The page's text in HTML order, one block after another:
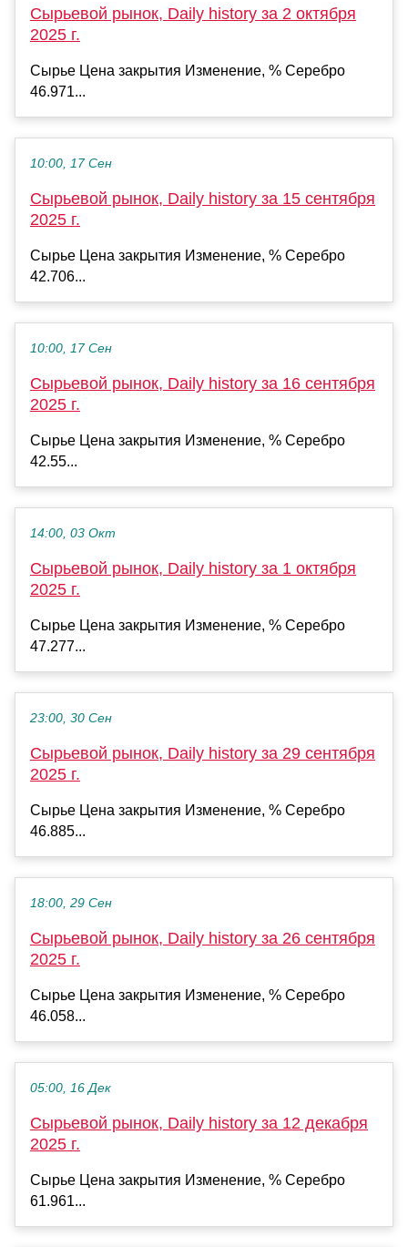
Сырьевой рынок, Daily history за 2 октября
2025 г.
Сырье Цена закрытия Изменение, % Серебро
46.971...
10:00, 17 Сен
Сырьевой рынок, Daily history за 15 сентября
2025 г.
Сырье Цена закрытия Изменение, % Серебро
42.706...
10:00, 17 Сен
Сырьевой рынок, Daily history за 16 сентября
2025 г.
Сырье Цена закрытия Изменение, % Серебро
42.55...
14:00, 03 Окт
Сырьевой рынок, Daily history за 1 октября
2025 г.
Сырье Цена закрытия Изменение, % Серебро
47.277...
23:00, 30 Сен
Сырьевой рынок, Daily history за 29 сентября
2025 г.
Сырье Цена закрытия Изменение, % Серебро
46.885...
18:00, 29 Сен
Сырьевой рынок, Daily history за 26 сентября
2025 г.
Сырье Цена закрытия Изменение, % Серебро
46.058...
05:00, 16 Дек
Сырьевой рынок, Daily history за 12 декабря
2025 г.
Сырье Цена закрытия Изменение, % Серебро
61.961...